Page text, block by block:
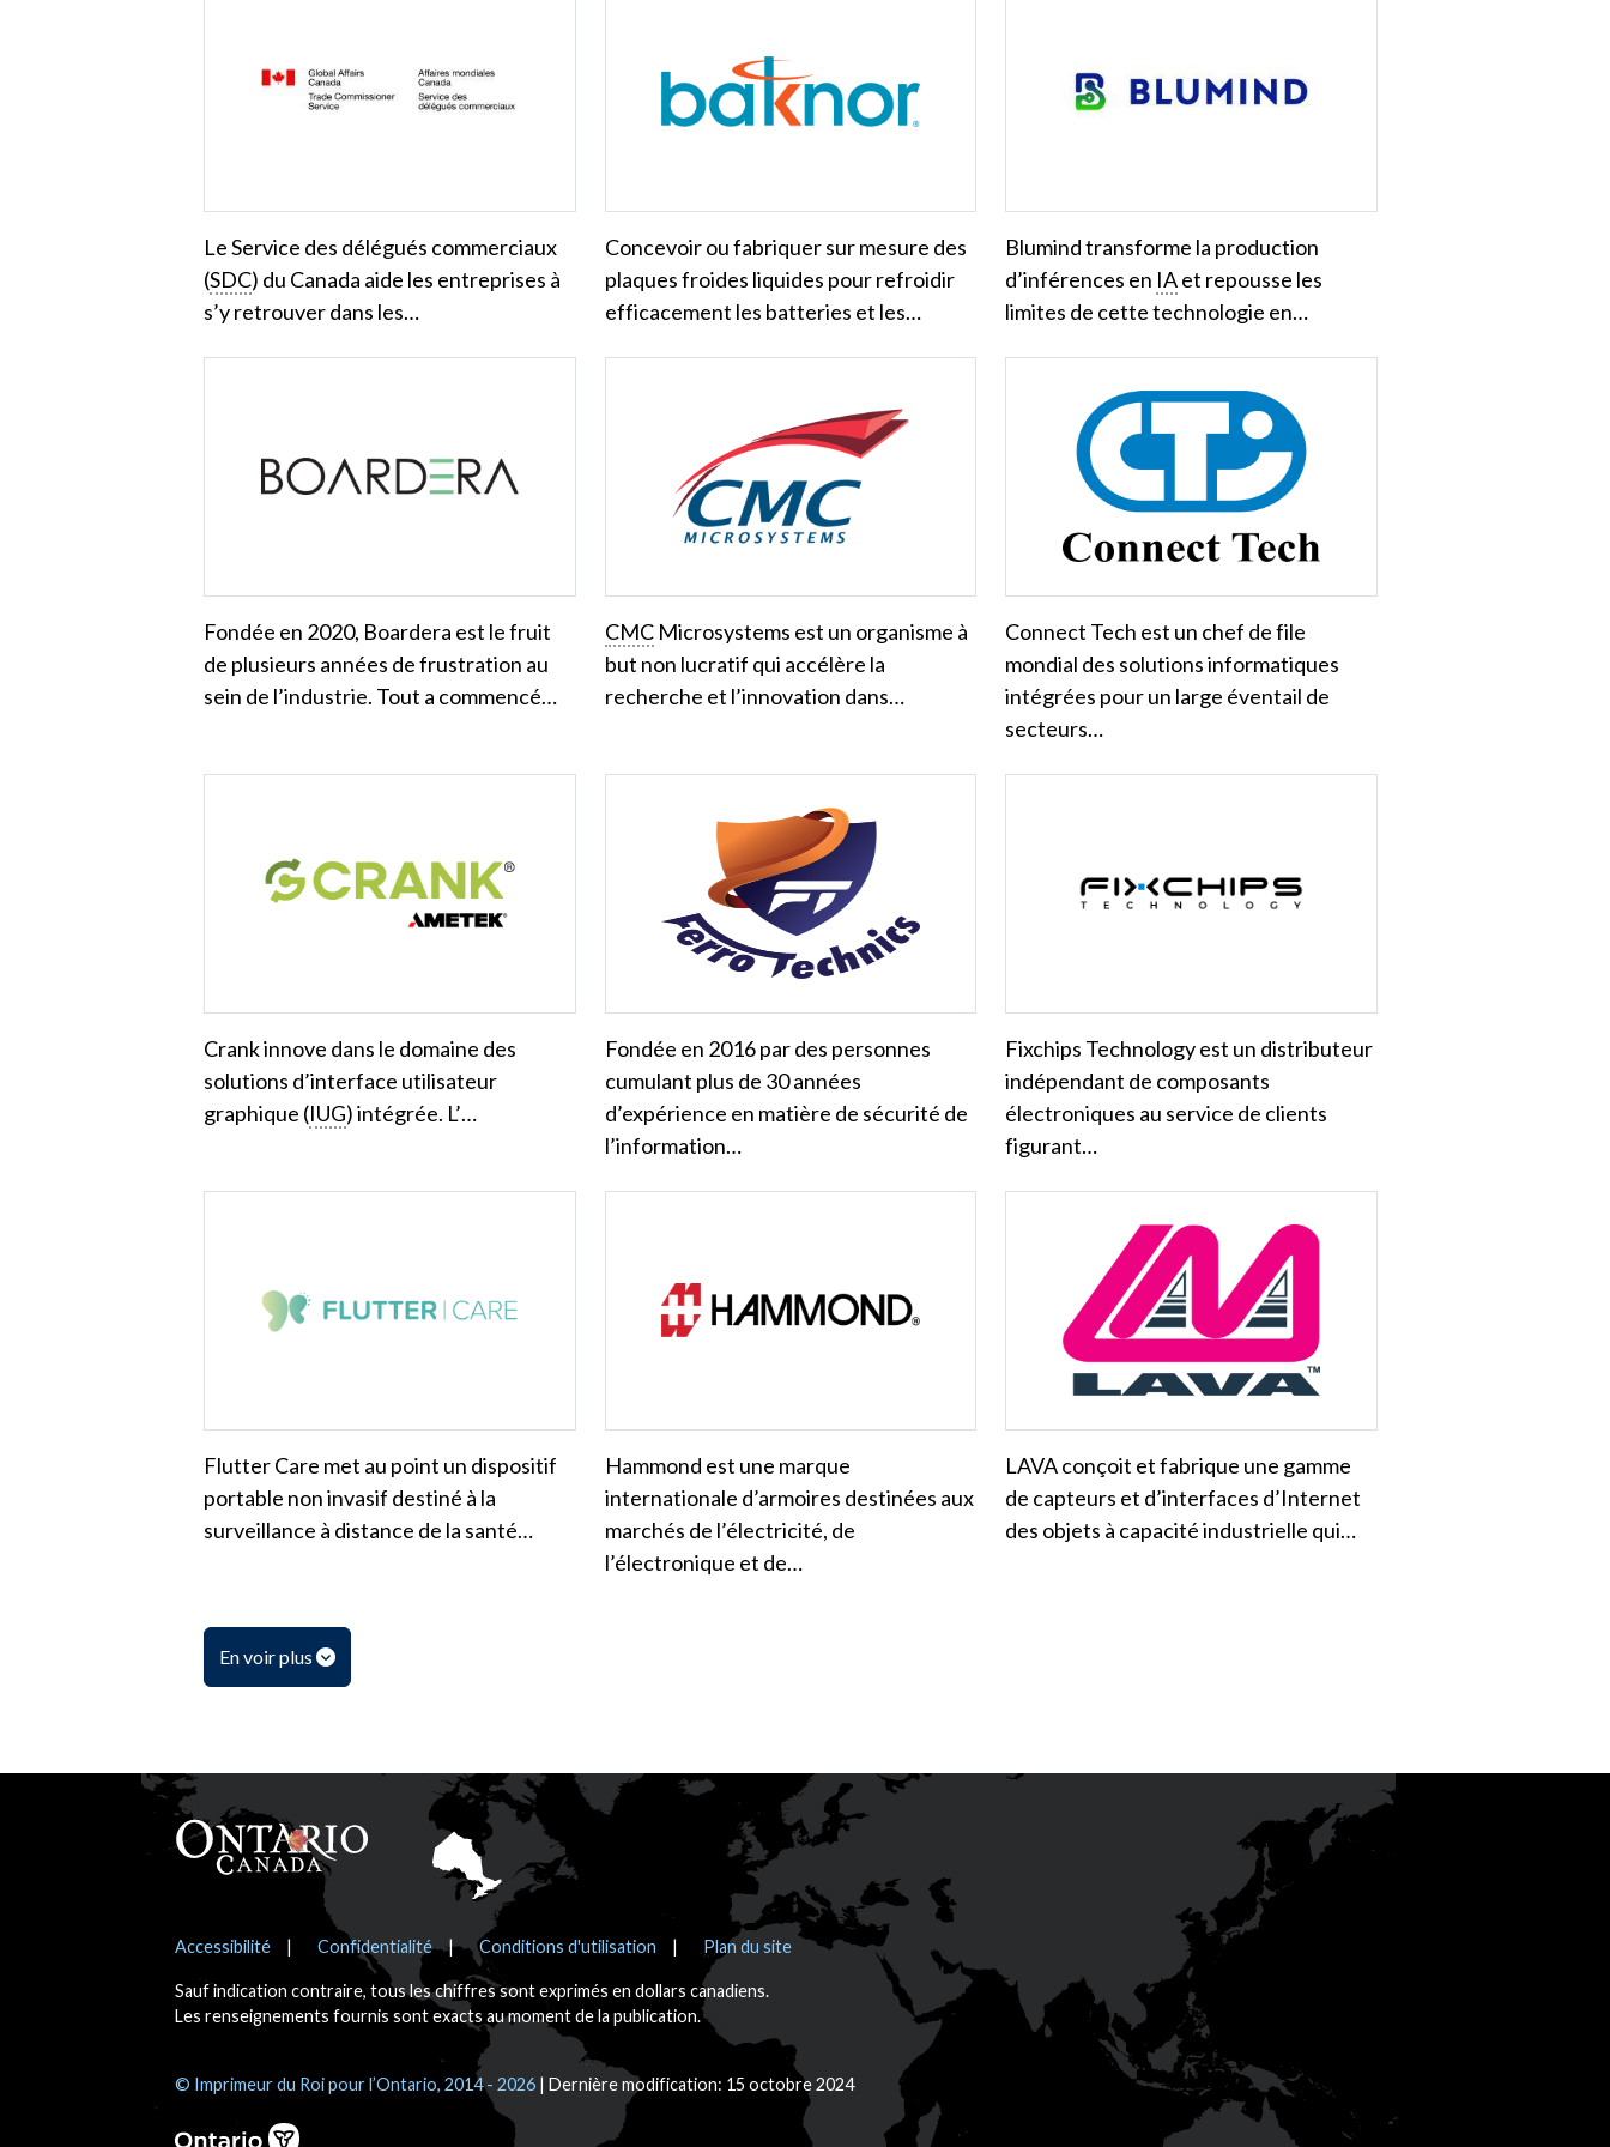
Le Service des délégués commerciaux
(SDC) du Canada aide les entreprises à
s’y retrouver dans les…
Concevoir ou fabriquer sur mesure des
plaques froides liquides pour refroidir
efficacement les batteries et les…
Blumind transforme la production
d’inférences en IAet repousse les
limites de cette technologie en…
Fondée en 2020, Boardera est le fruit
de plusieurs années de frustration au
sein de l’industrie. Tout a commencé…
CMCMicrosystems est un organisme à
but non lucratif qui accélère la
recherche et l’innovation dans…
Connect Tech est un chef de file
mondial des solutions informatiques
intégrées pour un large éventail de
secteurs…
Crank innove dans le domaine des
solutions d’interface utilisateur
graphique (IUG) intégrée. L’…
Fondée en 2016 par des personnes
cumulant plus de 30 années
d’expérience en matière de sécurité de
l’information…
Fixchips Technology est un distributeur
indépendant de composants
électroniques au service de clients
figurant…
Flutter Care met au point un dispositif
portable non invasif destiné à la
surveillance à distance de la santé…
Hammond est une marque
internationale d’armoires destinées aux
marchés de l’électricité, de
l’électronique et de…
LAVA conçoit et fabrique une gamme
de capteurs et d’interfaces d’Internet
des objets à capacité industrielle qui…
En voir plus
Pied de page
Avis
Accessibilité Confidentialité Conditions d'utilisation Plan du site
Sauf indication contraire, tous les chiffres sont exprimés en dollars canadiens.
Les renseignements fournis sont exacts au moment de la publication.
© Imprimeur du Roi pour l’Ontario, 2014 - 2026 Dernière modification: 15 octobre 2024